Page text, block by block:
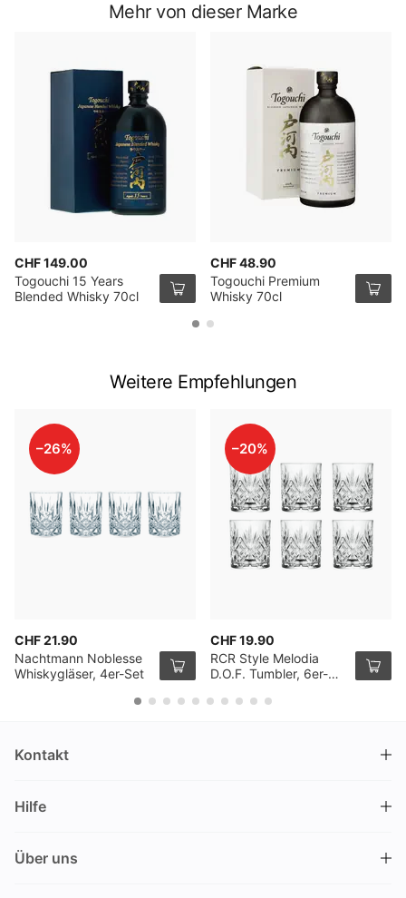
Mehr von dieser Marke
CHF 149.00
Togouchi 15 Years
Blended Whisky 70cl
CHF 48.90
Togouchi Premium
Whisky 70cl
Weitere Empfehlungen
–26%
CHF 21.90
Nachtmann Noblesse
Whiskygläser, 4er-Set
–20%
CHF 19.90
RCR Style Melodia
D.O.F. Tumbler, 6er-
Kontakt
Nüschelerstrasse 35
Schweiz
Hilfe
Über uns